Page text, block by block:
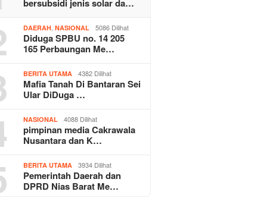
bersubsidi jenis solar da…
DAERAH ,NASIONAL 5086 Dilihat
Diduga SPBU no. 14 205
165 Perbaungan Me…
BERITA UTAMA 4382 Dilihat
Mafia Tanah Di Bantaran Sei
Ular DiDuga …
NASIONAL 4088 Dilihat
pimpinan media Cakrawala
Nusantara dan K…
BERITA UTAMA 3934 Dilihat
Pemerintah Daerah dan
DPRD Nias Barat Me…